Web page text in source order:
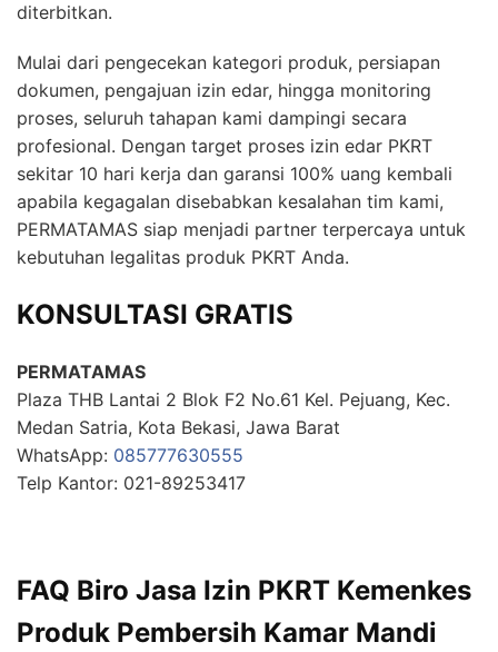
diterbitkan.
Mulai dari pengecekan kategori produk, persiapan
dokumen, pengajuan izin edar, hingga monitoring
proses, seluruh tahapan kami dampingi secara
profesional. Dengan target proses izin edar PKRT
sekitar 10 hari kerja dan garansi 100% uang kembali
apabila kegagalan disebabkan kesalahan tim kami,
PERMATAMAS siap menjadi partner terpercaya untuk
kebutuhan legalitas produk PKRT Anda.
KONSULTASI GRATIS
PERMATAMAS
Plaza THB Lantai 2 Blok F2 No.61 Kel. Pejuang, Kec.
Medan Satria, Kota Bekasi, Jawa Barat
WhatsApp: 085777630555
Telp Kantor: 021-89253417
FAQ Biro Jasa Izin PKRT Kemenkes
Produk Pembersih Kamar Mandi